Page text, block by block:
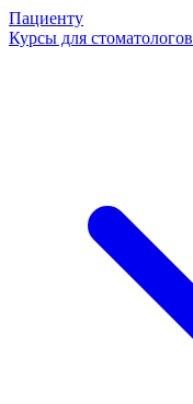
Пациенту
Курсы для стоматологов